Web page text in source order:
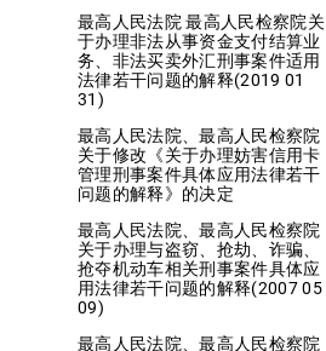
最高人民法院 最高人民检察院关
于办理非法从事资金支付结算业
务、非法买卖外汇刑事案件适用
法律若干问题的解释(2019 01
31)
最高人民法院、最高人民检察院
关于修改《关于办理妨害信用卡
管理刑事案件具体应用法律若干
问题的解释》的决定
最高人民法院、最高人民检察院
关于办理与盗窃、抢劫、诈骗、
抢夺机动车相关刑事案件具体应
用法律若干问题的解释(2007 05
09)
最高人民法院、最高人民检察院